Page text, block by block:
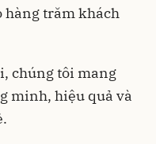
hàng trăm khách
chúng tôi mang
minh, hiệu quả và